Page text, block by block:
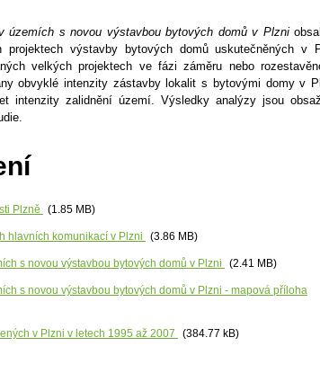
územích s novou výstavbou bytových domů v Plzni
projektech výstavby bytových domů uskutečněných v
velkých projektech ve fázi záměru nebo
obvyklé intenzity zástavby lokalit s bytovými domy v
intenzity zalidnění území. Výsledky analýzy jsou
Plzně (1.85 MB)
hlavních komunikací v Plzni (3.86 MB)
s novou výstavbou bytových domů v Plzni (2.41 MB)
s novou výstavbou bytových domů v Plzni - mapová příloha
v Plzni v letech 1995 až 2007 (384.77 kB)